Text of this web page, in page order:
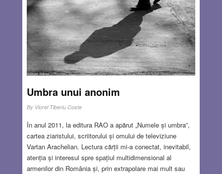
Umbra unui anonim
By Viorel Tiberiu Coste
În anul 2011, la editura RAO a apărut „Numele și umbra”,
cartea ziaristului, scriitorului și omului de televiziune
Vartan Arachelian. Lectura cărții mi-a conectat, inevitabil,
atenția și interesul spre spațiul multidimensional al
armenilor din România și, prin extrapolare mai mult sau